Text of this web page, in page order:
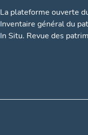
La plateforme ouverte
Inventaire général du
In Situ. Revue des